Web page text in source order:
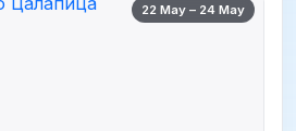
22 May – 24 May